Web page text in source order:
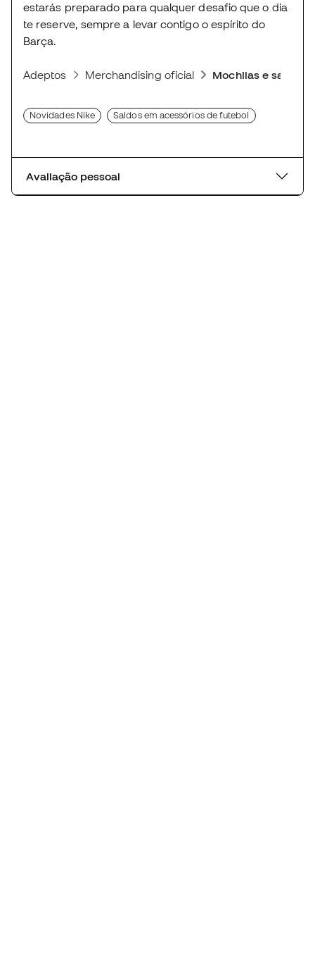
estarás preparado para qualquer desafio que o dia
te reserve, sempre a levar contigo o espírito do
Barça.
Adeptos Merchandising oficial Mochilas e sacos
Novidades Nike Saldos em acessórios de futebol
Avaliação pessoal